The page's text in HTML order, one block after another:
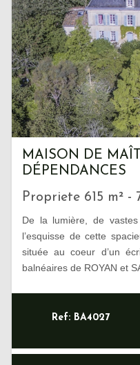
MAISON DE
DÉPENDANCES
Propriete 615 m² -
De la lumière, de
l’esquisse de cette
située au coeur d’un
balnéaires de ROYAN et
Ref: BA4027